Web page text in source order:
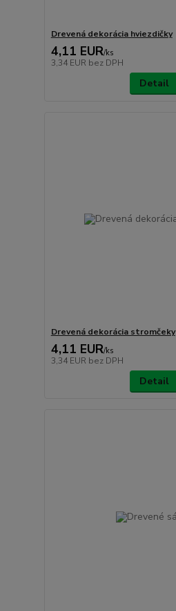
Drevená dekorácia hviezdičky
4,11 EUR/ks
3,34 EUR bez DPH
Detail
Drevená dekorácia stromčeky
4,11 EUR/ks
3,34 EUR bez DPH
Detail